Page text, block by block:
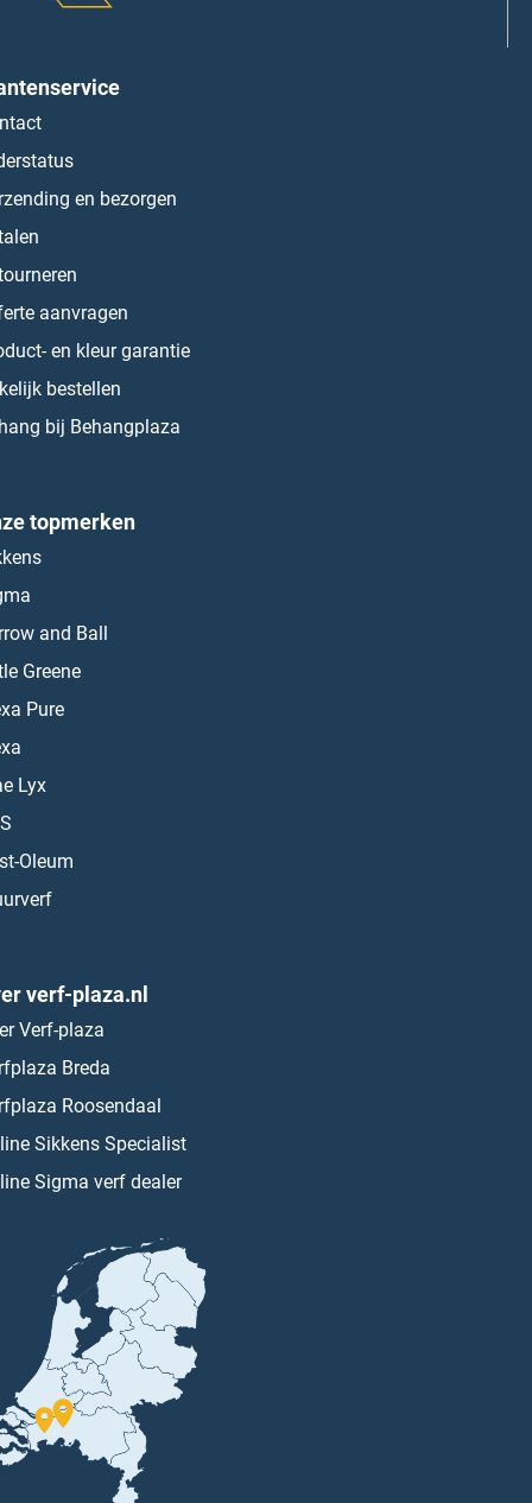
en bezorgen
aanvragen
en kleur garantie
bestellen
bij Behangplaza
topmerken
and Ball
Greene
Pure
Lyx
Oleum
verf-plaza.nl
Verf-plaza
Breda
Roosendaal
Sikkens Specialist
Sigma verf dealer